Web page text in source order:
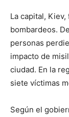
La capital,
bombardeos.
personas
impacto de
ciudad. En la
siete víctimas
Según el